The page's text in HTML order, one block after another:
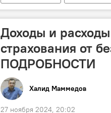
Министерство образования АР
Доходы и
страхования от
ПОДРОБНОСТИ
Халид Маммедов
27 ноября 2024, 20:02